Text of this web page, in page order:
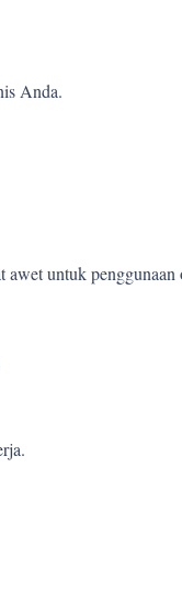
Anda.
untuk